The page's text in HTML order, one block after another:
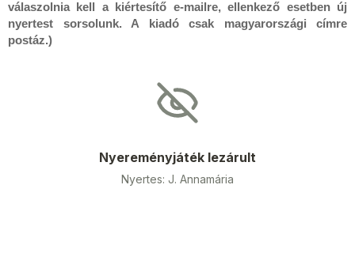
válaszolnia kell a kiértesítő e-mailre, ellenkező esetben új
nyertest sorsolunk. A kiadó csak magyarországi címre
postáz.)